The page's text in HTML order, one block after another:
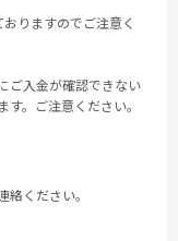
りますのでご注意く
ご入金が確認できない
。ご注意ください。
ください。